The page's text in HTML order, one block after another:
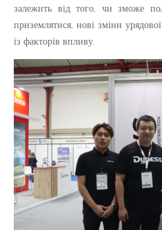
залежить від того, чи зможе
приземлятися, нові зміни
із факторів впливу.